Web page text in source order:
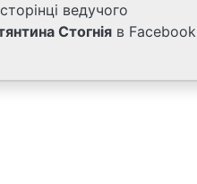
ведучого
Стогнія в Facebook